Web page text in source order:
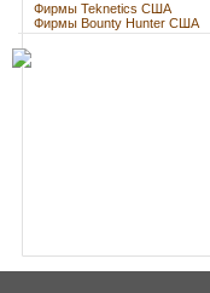
Фирмы Teknetics США
Фирмы Bounty Hunter США